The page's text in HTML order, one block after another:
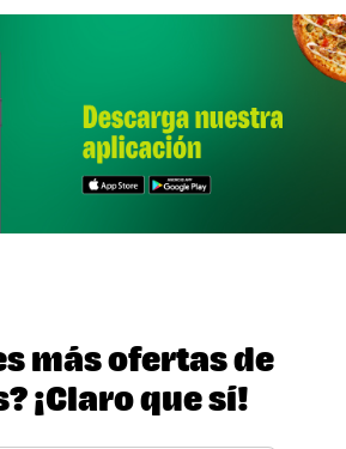
más ofertas de
¡Claro que sí!